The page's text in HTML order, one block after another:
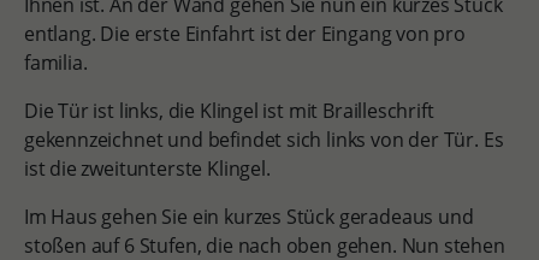
entlang. Die erste Einfahrt ist der Eingang von pro
familia.
Die Tür ist links, die Klingel ist mit Brailleschrift
gekennzeichnet und befindet sich links von der Tür. Es
ist die zweitunterste Klingel.
Im Haus gehen Sie ein kurzes Stück geradeaus und
stoßen auf 6 Stufen, die nach oben gehen. Nun stehen